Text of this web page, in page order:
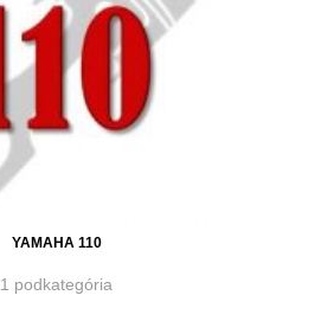
YAMAHA 110
1 podkategória